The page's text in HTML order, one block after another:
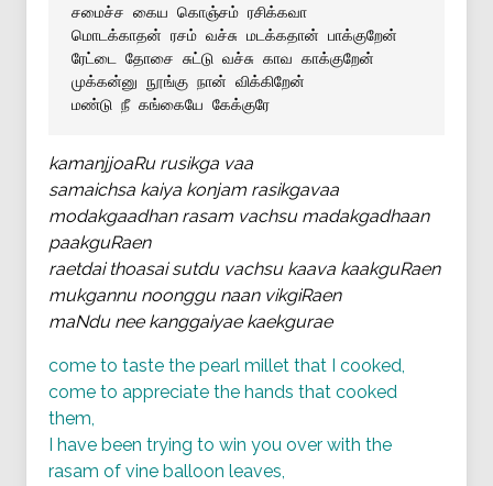
சமைச்ச கைய கொஞ்சம் ரசிக்கவா
மொடக்காதன் ரசம் வச்சு மடக்கதான் பாக்குறேன்
ரேட்டை தோசை சுட்டு வச்சு காவ காக்குறேன்
முக்கன்னு நூங்கு நான் விக்கிறேன்
மண்டு நீ கங்கையே கேக்குரே
kamanjjoaRu rusikga vaa
samaichsa kaiya konjam rasikgavaa
modakgaadhan rasam vachsu madakgadhaan
paakguRaen
raetdai thoasai sutdu vachsu kaava kaakguRaen
mukgannu noonggu naan vikgiRaen
maNdu nee kanggaiyae kaekgurae
come to taste the pearl millet that I cooked,
come to appreciate the hands that cooked
them,
I have been trying to win you over with the
rasam of vine balloon leaves,